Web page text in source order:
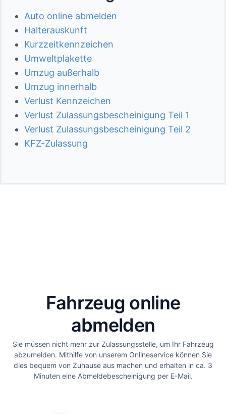
Auto online abmelden
Halterauskunft
Kurzzeitkennzeichen
Umweltplakette
Umzug außerhalb
Umzug innerhalb
Verlust Kennzeichen
Verlust Zulassungsbescheinigung Teil 1
Verlust Zulassungsbescheinigung Teil 2
KFZ-Zulassung
Fahrzeug online
abmelden
Sie müssen nicht mehr zur Zulassungsstelle, um Ihr Fahrzeug
abzumelden. Mithilfe von unserem Onlineservice können Sie
dies bequem von Zuhause aus machen und erhalten in ca. 3
Minuten eine Abmeldebescheinigung per E-Mail.